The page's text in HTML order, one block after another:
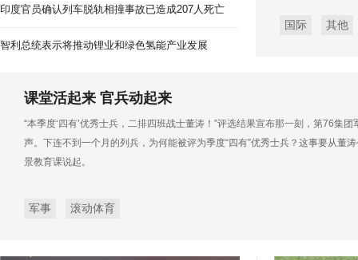
国际 其他
印度官员确认列车脱轨相撞事故已造成207人死亡
智利总统表示将推动锂业和绿色氢能产业发展
课堂活起来 官兵动起来
“本季度‘四有’优秀士兵，二排四班战士董涛！”评选结果宣布那一刻，第76集
声。下连不到一个月的列兵，为何能被评为季度“四有”优秀士兵？这事要从董
景教育课说起。
军事 滚动体育